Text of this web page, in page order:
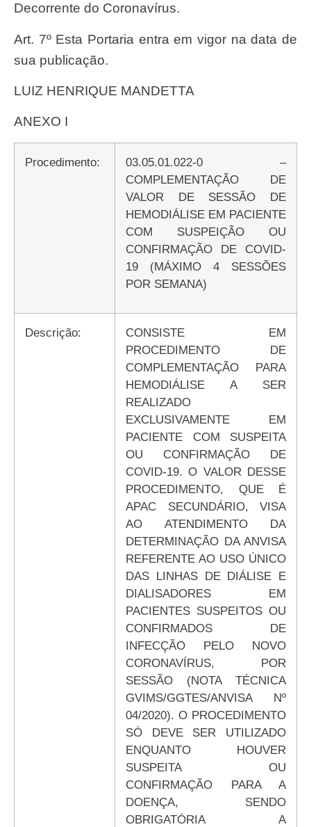
Decorrente do Coronavírus.
Art. 7º Esta Portaria entra em vigor na data de
sua publicação.
LUIZ HENRIQUE MANDETTA
ANEXO I
Procedimento:
03.05.01.022-0 –
COMPLEMENTAÇÃO DE
VALOR DE SESSÃO DE
HEMODIÁLISE EM PACIENTE
COM SUSPEIÇÃO OU
CONFIRMAÇÃO DE COVID-
19 (MÁXIMO 4 SESSÕES
POR SEMANA)
Descrição:
CONSISTE EM
PROCEDIMENTO DE
COMPLEMENTAÇÃO PARA
HEMODIÁLISE A SER
REALIZADO
EXCLUSIVAMENTE EM
PACIENTE COM SUSPEITA
OU CONFIRMAÇÃO DE
COVID-19. O VALOR DESSE
PROCEDIMENTO, QUE É
APAC SECUNDÁRIO, VISA
AO ATENDIMENTO DA
DETERMINAÇÃO DA ANVISA
REFERENTE AO USO ÚNICO
DAS LINHAS DE DIÁLISE E
DIALISADORES EM
PACIENTES SUSPEITOS OU
CONFIRMADOS DE
INFECÇÃO PELO NOVO
CORONAVÍRUS, POR
SESSÃO (NOTA TÉCNICA
GVIMS/GGTES/ANVISA Nº
04/2020). O PROCEDIMENTO
SÓ DEVE SER UTILIZADO
ENQUANTO HOUVER
SUSPEITA OU
CONFIRMAÇÃO PARA A
DOENÇA, SENDO
OBRIGATÓRIA A